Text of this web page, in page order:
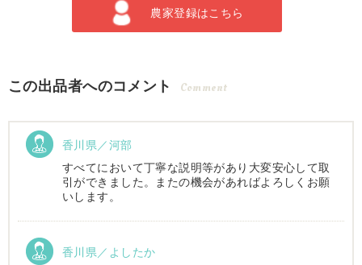
農家登録はこちら
この出品者へのコメント Comment
香川県／河部
すべてにおいて丁寧な説明等があり大変安心して取
引ができました。またの機会があればよろしくお願
いします。
香川県／よしたか